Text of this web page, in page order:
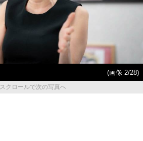
(画像 2/28)
クロールで次の写真へ